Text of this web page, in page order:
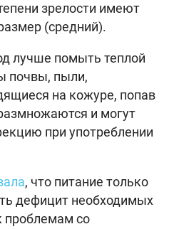
зрелости имеют
(средний).
лучше помыть теплой
почвы, пыли,
на кожуре, попав
и могут
при употреблении
, что питание только
дефицит необходимых
проблемам со